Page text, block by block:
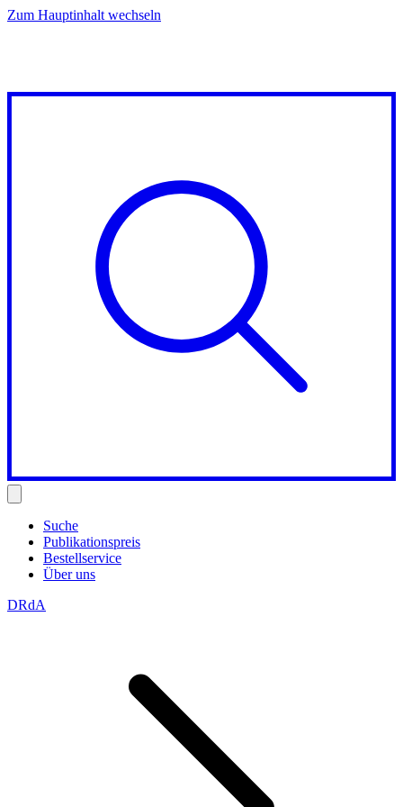
Zum Hauptinhalt wechseln
Suche
Publikationspreis
Bestellservice
Über uns
DRdA